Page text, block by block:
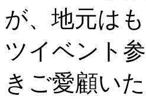
が、地元は
ツイベント
きご愛顧い